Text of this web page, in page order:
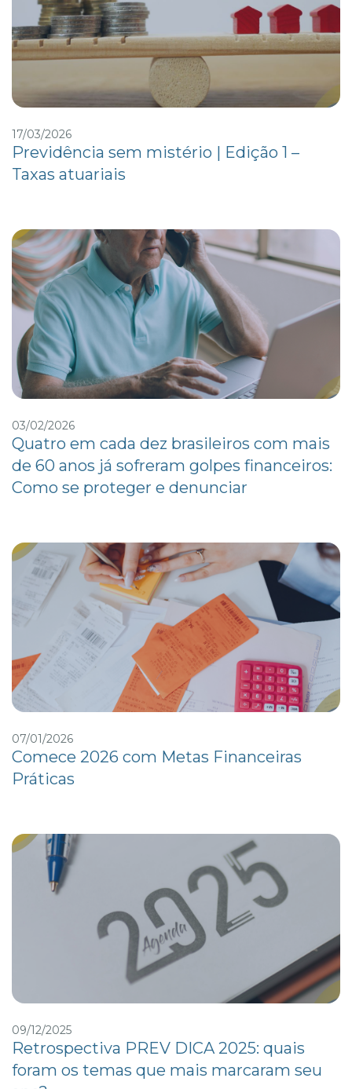
17/03/2026
Previdência sem mistério | Edição 1 –
Taxas atuariais
03/02/2026
Quatro em cada dez brasileiros com mais
de 60 anos já sofreram golpes financeiros:
Como se proteger e denunciar
07/01/2026
Comece 2026 com Metas Financeiras
Práticas
09/12/2025
Retrospectiva PREV DICA 2025: quais
foram os temas que mais marcaram seu